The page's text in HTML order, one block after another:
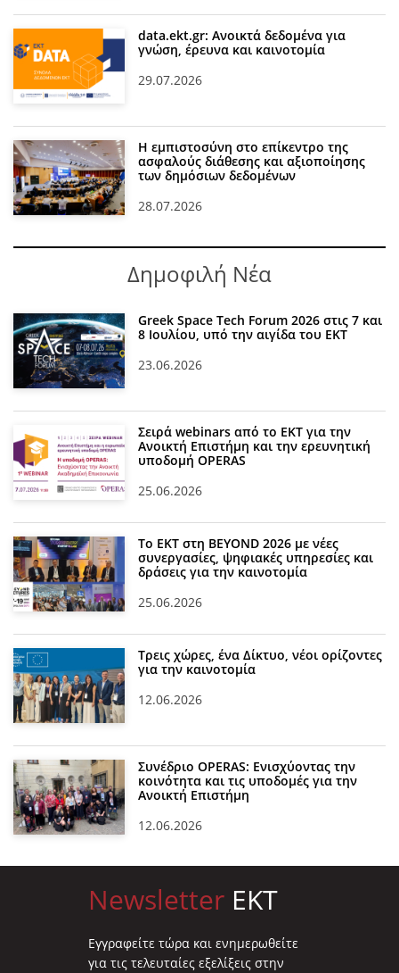
data.ekt.gr: Ανοικτά δεδομένα για
γνώση, έρευνα και καινοτομία
29.07.2026
Η εμπιστοσύνη στο επίκεντρο της
ασφαλούς διάθεσης και αξιοποίησης
των δημόσιων δεδομένων
28.07.2026
Δημοφιλή Νέα
Greek Space Tech Forum 2026 στις 7 και
8 Ιουλίου, υπό την αιγίδα του ΕΚΤ
23.06.2026
Σειρά webinars από το ΕΚΤ για την
Ανοικτή Επιστήμη και την ερευνητική
υποδομή OPERAS
25.06.2026
Το ΕΚΤ στη BEYOND 2026 με νέες
συνεργασίες, ψηφιακές υπηρεσίες και
δράσεις για την καινοτομία
25.06.2026
Τρεις χώρες, ένα Δίκτυο, νέοι ορίζοντες
για την καινοτομία
12.06.2026
Συνέδριο OPERAS: Ενισχύοντας την
κοινότητα και τις υποδομές για την
Ανοικτή Επιστήμη
12.06.2026
Newsletter EKT
Eγγραφείτε τώρα και ενημερωθείτε
για τις τελευταίες εξελίξεις στην